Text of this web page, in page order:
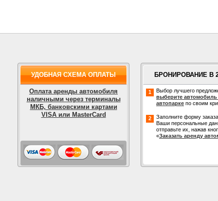
УДОБНАЯ СХЕМА ОПЛАТЫ
Оплата аренды автомобиля
наличными через терминалы
МКБ, банковскими картами
VISA или MasterCard
БРОНИРОВАНИЕ В
1
Выбор лучшего
выберите
автопарке по своим
2
Заполните форму
Ваши персональные
отправьте их, нажав
«Заказать аренду